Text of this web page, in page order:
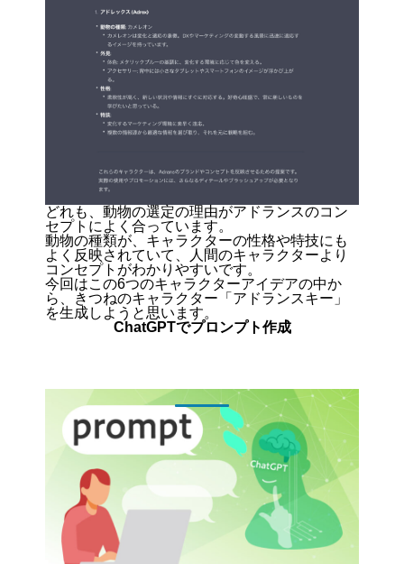
どれも、動物の選定の理由がアドランスのコン
セプトによく合っています。
動物の種類が、キャラクターの性格や特技にも
よく反映されていて、人間のキャラクターより
コンセプトがわかりやすいです。
今回はこの6つのキャラクターアイデアの中か
ら、きつねのキャラクター「アドランスキー」
を生成しようと思います。
ChatGPTでプロンプト作成